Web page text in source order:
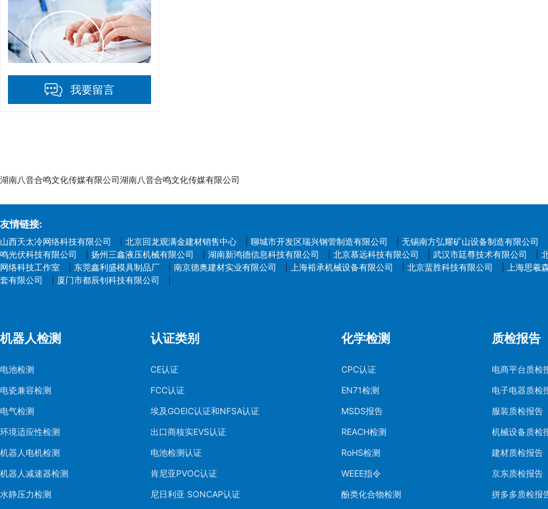
我要留言
湖南八音合鸣文化传媒有限公司湖南八音合鸣文化传媒有限公司
友情链接:
山西天太冷网络科技有限公司 北京回龙观满金建材销售中心 聊城市开发区瑞兴钢管制造有限公司 无锡南方弘耀矿山设备制造有限公司
鸣光伏科技有限公司
扬州三鑫液压机械有限公司 湖南新鸿德信息科技有限公司 北京慕远科技有限公司 武汉市廷尊技术有限公司
网络科技工作室
东莞鑫利盛模具制品厂 南京德奥建材实业有限公司 上海裕承机械设备有限公司 北京蜚胜科技有限公司
上海思羲
套有限公司
厦门市都辰钊科技有限公司
机器人检测
电池检测
电瓷兼容检测
电气检测
环境适应性检测
机器人电机检测
机器人减速器检测
水静压力检测
认证类别
CE认证
FCC认证
埃及GOEIC认证和NFSA认证
出口商核实EVS认证
电池检测认证
肯尼亚PVOC认证
尼日利亚 SONCAP认证
化学检测
CPC认证
EN71检测
MSDS报告
REACH检测
RoHS检测
WEEE指令
酚类化合物检测
质检报告
电商平台质检
电子电器质检
服装质检报告
机械设备质检
建材质检报告
京东质检报告
拼多多质检报